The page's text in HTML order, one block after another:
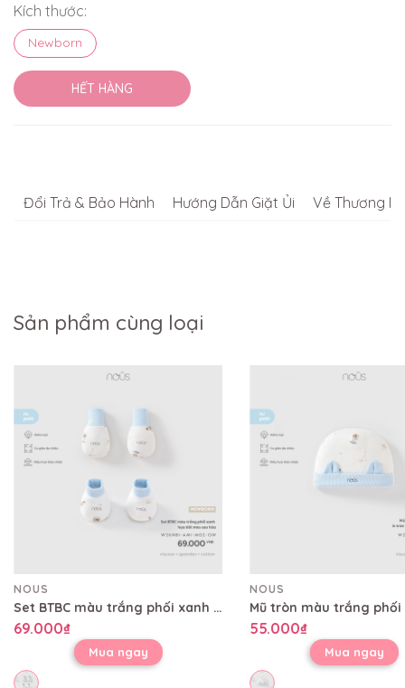
Kích thước:
Newborn
HẾT HÀNG
Đổi Trả & Bảo Hành Hướng Dẫn Giặt Ủi Về Thương
Sản phẩm cùng loại
NOUS
Set BTBC màu trắng phối xanh họa tiết mèo sao hỏa
69.000₫
Mua ngay
NOUS
55.000₫
Mua ngay